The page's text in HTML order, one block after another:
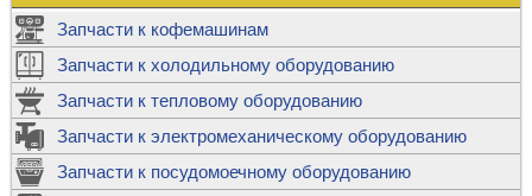
Запчасти к кофемашинам
Запчасти к холодильному оборудованию
Запчасти к тепловому оборудованию
Запчасти к электромеханическому оборудованию
Запчасти к посудомоечному оборудованию